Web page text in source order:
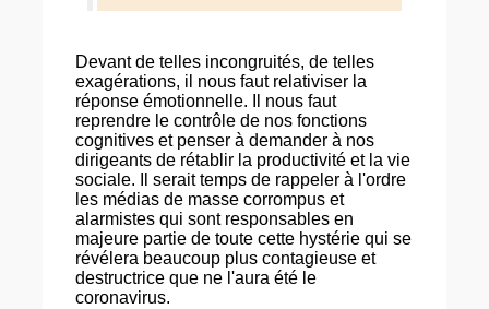
Devant de telles incongruités, de telles
exagérations, il nous faut relativiser la
réponse émotionnelle. Il nous faut
reprendre le contrôle de nos fonctions
cognitives et penser à demander à nos
dirigeants de rétablir la productivité et la vie
sociale. Il serait temps de rappeler à l'ordre
les médias de masse corrompus et
alarmistes qui sont responsables en
majeure partie de toute cette hystérie qui se
révélera beaucoup plus contagieuse et
destructrice que ne l'aura été le
coronavirus.